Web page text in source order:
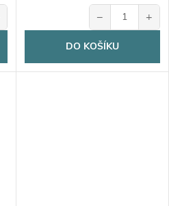
− +
DO KOŠÍKU